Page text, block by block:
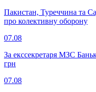
Пакистан, Туреччина та
про колективну оборону
07.08
За екссекретаря МЗС
грн
07.08